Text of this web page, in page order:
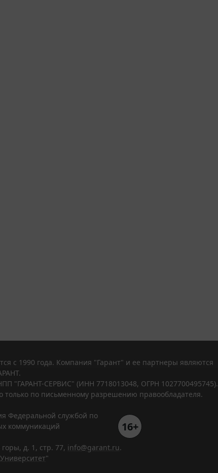
с 1990 года. Компания "Гарант" и ее партнеры являются
"ГАРАНТ-СЕРВИС" (ИНН 7718013048, ОГРН 1027700495745).
по письменному разрешению правообладателя.
Федеральной службой по
коммуникаций
16+
д. 1, стр. 77, info@garant.ru.
"